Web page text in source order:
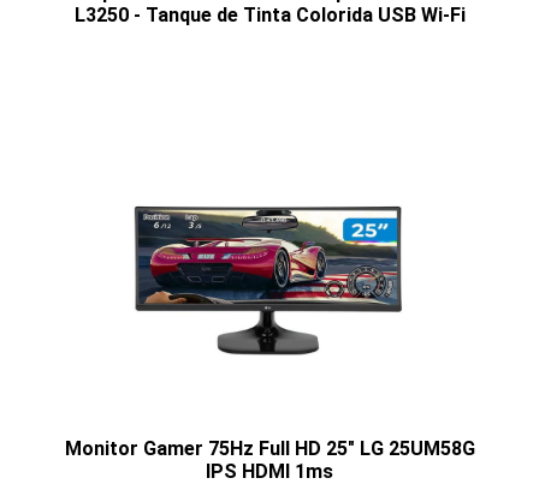
L3250 - Tanque de Tinta Colorida USB Wi-Fi
Monitor Gamer 75Hz Full HD 25" LG 25UM58G
IPS HDMI 1ms